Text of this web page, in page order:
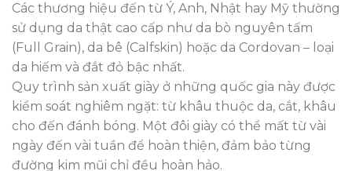
Các thương hiệu đến từ Ý, Anh, Nhật hay Mỹ thường
sử dụng da thật cao cấp như da bò nguyên tấm
(Full Grain), da bê (Calfskin) hoặc da Cordovan – loại
da hiếm và đắt đỏ bậc nhất.
Quy trình sản xuất giày ở những quốc gia này được
kiểm soát nghiêm ngặt: từ khâu thuộc da, cắt, khâu
cho đến đánh bóng. Một đôi giày có thể mất từ vài
ngày đến vài tuần để hoàn thiện, đảm bảo từng
đường kim mũi chỉ đều hoàn hảo.